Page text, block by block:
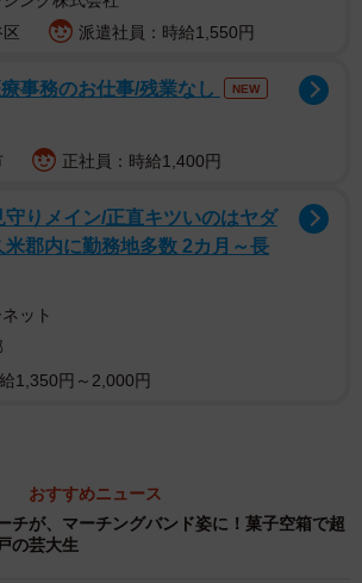
から生まれた特撮ヒーローものロボット。その
内の池袋パルコ
、名古屋出身。現在は神戸芸術工科大
科に在学中だ。2017年に「明治ザ・チ
ロボットを作ったのを機に「空箱工
名古屋を経て東京では初公開を含む30
る。
プス「プリングルス」のパッケージ
派遣社員：時給1,550円
事務のお仕事/残業なし NEW
正社員：時給1,400円
りメイン/正直キツいのはヤダ
米郡内に勤務地多数 2カ月～長
ット
1,350円～2,000円
おすすめニュース
チが、マーチングバンド姿に！菓子空箱で超
の芸大生